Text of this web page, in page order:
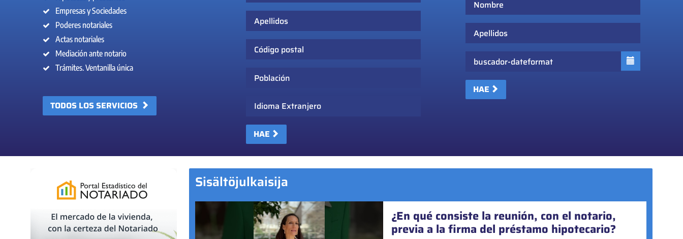
Empresas y Sociedades
Poderes notariales
Actas notariales
Mediación ante notario
Trámites. Ventanilla única
TODOS LOS SERVICIOS Idioma Extranjero
HAE
HAE
Sisältöjulkaisija
¿En qué consiste la reunión, con el notario,
previa a la firma del préstamo hipotecario?